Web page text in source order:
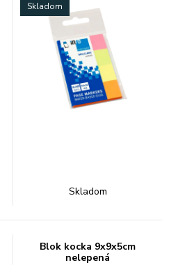
Skladom
Skladom
Blok kocka 9x9x5cm
nelepená